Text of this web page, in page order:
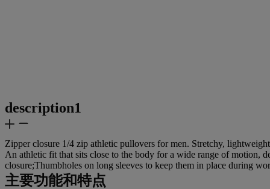
description1
Zipper closure 1/4 zip athletic pullovers for men. Stretchy,
An athletic fit that sits close to the body for a wide range of motion,
closure;Thumbholes on long sleeves to keep them in place during
主要功能和特点